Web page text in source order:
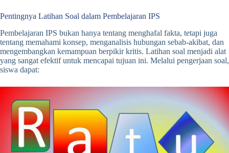
Pentingnya Latihan Soal dalam Pembelajaran IPS
Pembelajaran IPS bukan hanya tentang menghafal fakta, tetapi juga
tentang memahami konsep, menganalisis hubungan sebab-akibat, dan
mengembangkan kemampuan berpikir kritis. Latihan soal menjadi alat
yang sangat efektif untuk mencapai tujuan ini. Melalui pengerjaan soal,
siswa dapat: